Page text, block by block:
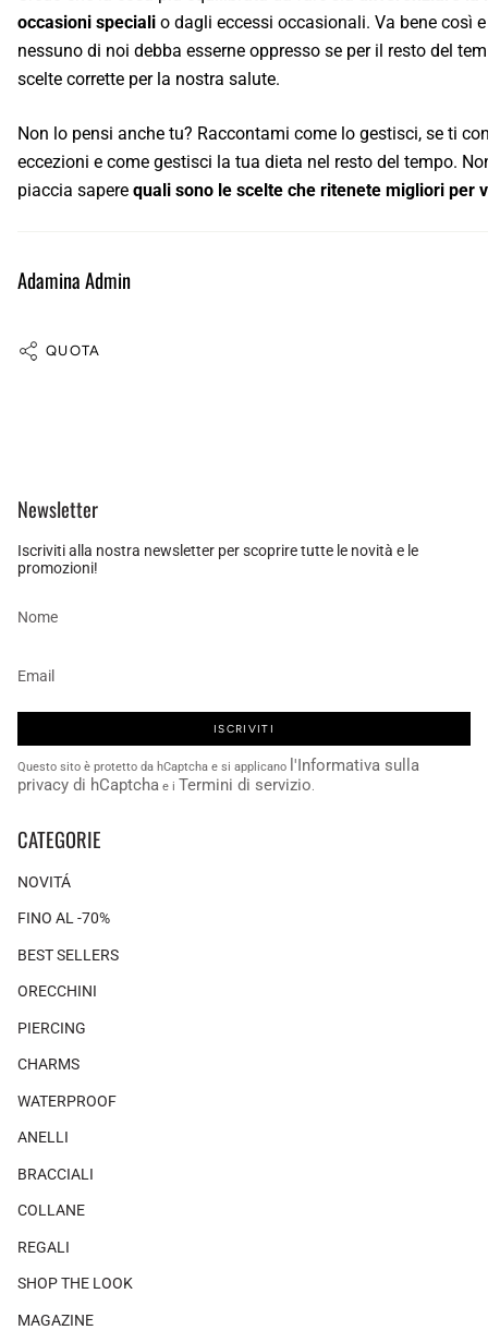
occasioni speciali o dagli eccessi occasionali. Va bene così
nessuno di noi debba esserne oppresso se per il resto del
scelte corrette per la nostra salute.
Non lo pensi anche tu? Raccontami come lo gestisci, se ti
eccezioni e come gestisci la tua dieta nel resto del tempo.
piaccia sapere quali sono le scelte che ritenete migliori per
Adamina Admin
QUOTA
Newsletter
Iscriviti alla nostra newsletter per scoprire tutte le novità e le
promozioni!
ISCRIVITI
Questo sito è protetto da hCaptcha e si applicano l'Informativa sulla
privacy di hCaptcha e i Termini di servizio.
CATEGORIE
NOVITÁ
FINO AL -70%
BEST SELLERS
ORECCHINI
PIERCING
CHARMS
WATERPROOF
ANELLI
BRACCIALI
COLLANE
REGALI
SHOP THE LOOK
MAGAZINE